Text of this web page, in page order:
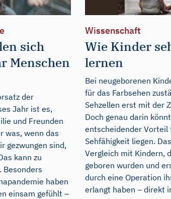
sich
Menschen
der
Jahr ist es,
und Freunden
was, wenn das
gezwungen sind,
kann zu
Besonders
haben
einsam gefühlt –
Wissenschaft
Wie Kinder
lernen
Bei neugeborenen
für das Farbsehen
Sehzellen erst mit der
Doch genau darin
entscheidender Vorteil
Sehfähigkeit liegen.
Vergleich mit Kindern,
geboren wurden und
durch eine Operation
erlangt haben – direkt